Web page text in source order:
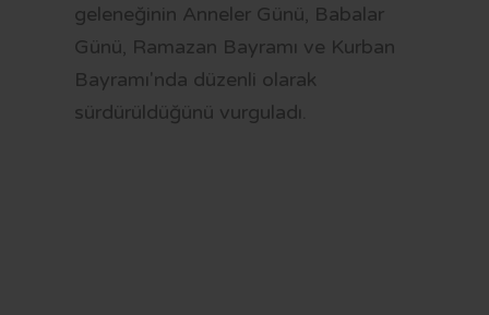
geleneğinin Anneler Günü, Babalar
Günü, Ramazan Bayramı ve Kurban
Bayramı'nda düzenli olarak
sürdürüldüğünü vurguladı.